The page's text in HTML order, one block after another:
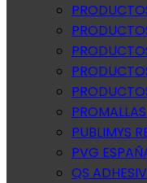
PUBLIMYS
PVG
QS